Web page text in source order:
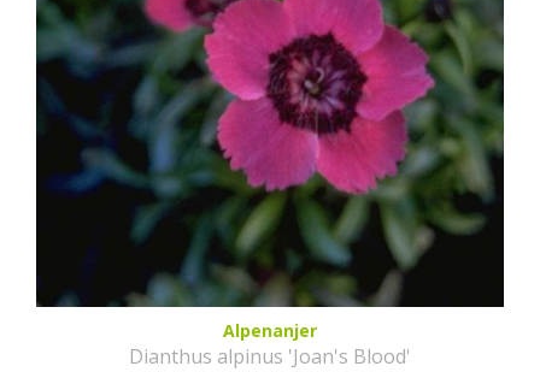
Alpenanjer
Dianthus alpinus 'Joan's Blood'